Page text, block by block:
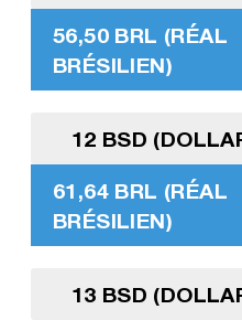
56,50 BRL (RÉAL
BRÉSILIEN)
12 BSD
61,64 BRL (RÉAL
BRÉSILIEN)
13 BSD